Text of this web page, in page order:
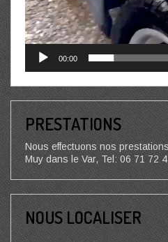
00:00
PRESTATIONS
Nous effectuons nos
Muy dans le Var, Tel: 06 71 72
NOUS LOCALISER